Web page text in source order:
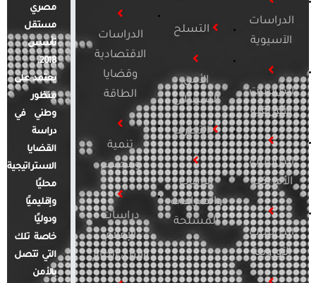
الدراسات
الآسيوية
الدراسات
الأفريقية
الدراسات
الأمريكية
الدراسات
الأوروبية
التسلح
الأمن
السيبراني
التطرف
الإرهاب
والصراعات
المسلحة
الدراسات
الاقتصادية
وقضايا
الطاقة
تنمية
ومجتمع
دراسات
الإعلام
والرأي العام
مصري
مستقل
تأسس
2018.
يعتمد على
منظور
وطني في
دراسة
القضايا
الاستراتيجية
محليًا
وإقليميًا
ودوليًا
خاصة تلك
التي تتصل
بالأمن